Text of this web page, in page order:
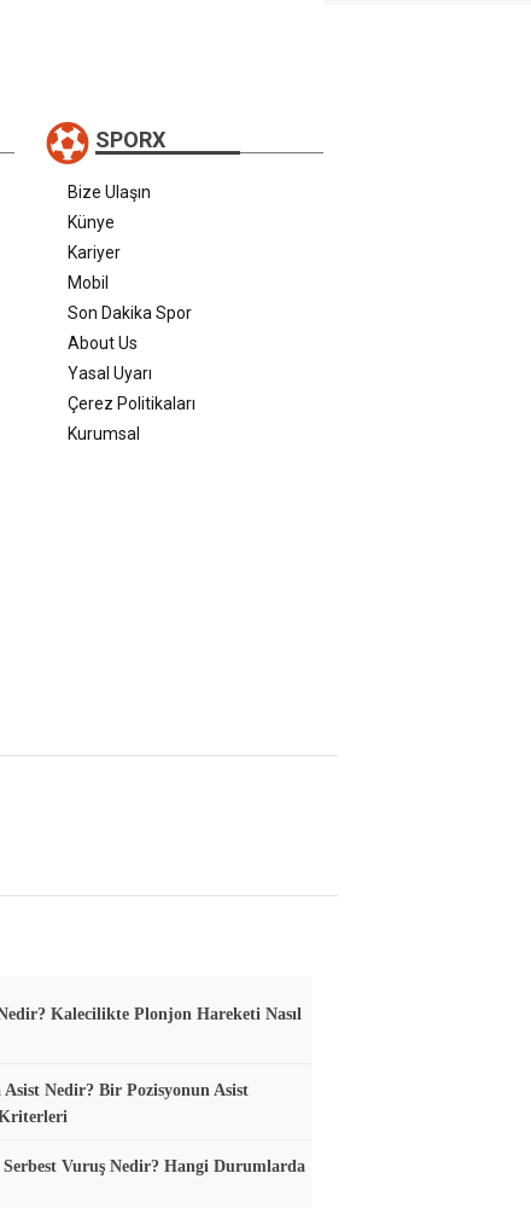
SPORX
Bize Ulaşın
Künye
Kariyer
Mobil
Son Dakika Spor
About Us
Yasal Uyarı
Çerez Politikaları
Kurumsal
Kalecilikte Plonjon Hareketi Nasıl
Nedir? Bir Pozisyonun Asist
Vuruş Nedir? Hangi Durumlarda